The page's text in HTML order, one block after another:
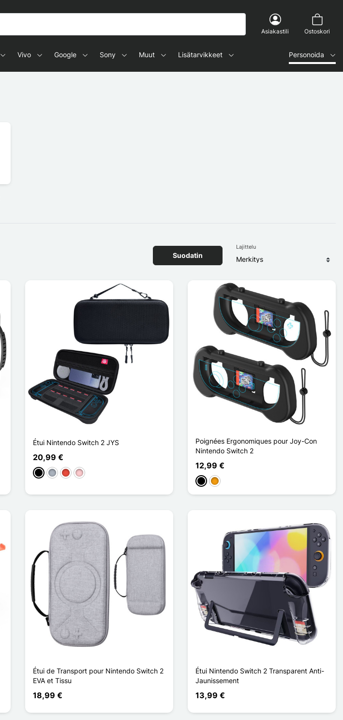
Asiakastili Ostoskori
Vivo Google Sony Muut Lisätarvikkeet Personoida
Suodatin
Lajittelu
Étui Nintendo Switch 2 JYS
20,99 €
MustaHarmaaPunainen
Pinkki
Poignées Ergonomiques pour Joy-Con
Nintendo Switch 2
12,99 €
MustaOranssi
Étui de Transport pour Nintendo Switch 2
EVA et Tissu
18,99 €
Étui Nintendo Switch 2 Transparent Anti-
Jaunissement
13,99 €